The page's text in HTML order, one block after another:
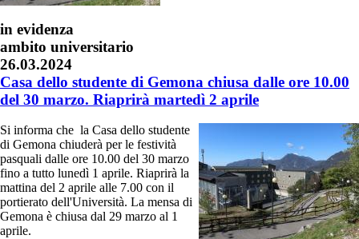
in evidenza
ambito universitario
26.03.2024
Casa dello studente di Gemona chiusa dalle ore 10.00
del 30 marzo. Riaprirà martedì 2 aprile
Si informa che la Casa dello studente
di Gemona chiuderà per le festività
pasquali dalle ore 10.00 del 30 marzo
fino a tutto lunedì 1 aprile. Riaprirà la
mattina del 2 aprile alle 7.00 con il
portierato dell'Università. La mensa di
Gemona è chiusa dal 29 marzo al 1
aprile.